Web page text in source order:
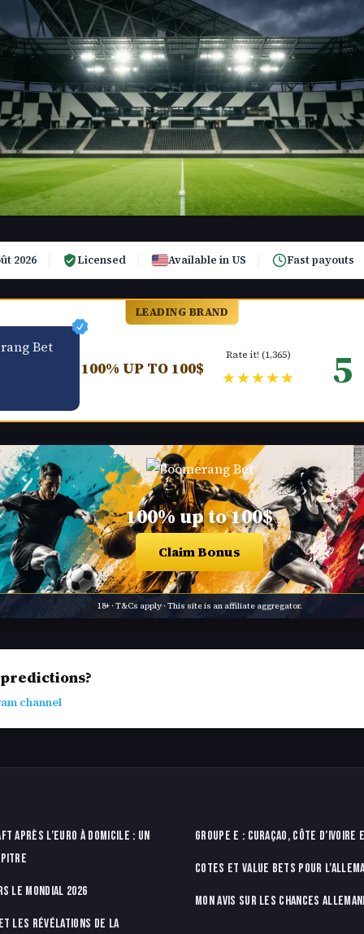
2026 Licensed Available in US Fast payouts
LEADING BRAND
100% UP TO 100$
Rate it! (1,365)
★★★★★ 5
100% up to 100$
Claim Bonus
18+ · T&Cs apply · This site is an affiliate aggregator.
channel
après l’Euro à domicile : un
le Mondial 2026
les révélations de la
Groupe E : Curaçao, Côte
Cotes et value bets pour
Mon avis sur les chances